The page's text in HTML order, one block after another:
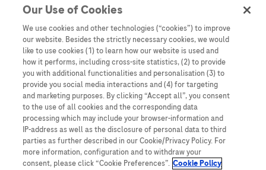
Denne nettsiden inneholder informasjon som er målsatt til en stor
informasjon som ellers ikke er tilgjengelig eller gyldig i ditt land.
Vennligst vær oppmerksom på at vi ikke tar noe ansvar for tilgang til
informasjon som muligens ikke er i samsvar med noen gyldig juridisk
prosess, regulering, registrering eller bruk i bostedslandet ditt.
Roche har ikke alltid mulighet til å kvalitetssikre andres innlegg, men
vil fjerne villedende eller upassende innlegg så langt det lar seg gjøre.
Vi har ikke ansvar for innhold på eksterne nettsider som det lenkes til.
Kopiering av materiale fra dette nettstedet for bruk annet sted er ikke
tillatt uten avtale. Nettstedet selger plass til annonsører, og slikt
innhold er merket.
Dette nettstedet er ikke beregnet for å rapportere bivirkninger eller
Our Use of Cookies
We use cookies and other technologies (“cookies”) to improve
our website. Besides the strictly necessary cookies, we would
like to use cookies (1) to learn how our website is used and
how it performs, including cross-site statistics, (2) to provide
you with additional functionalities and personalisation (3) to
provide you social media interactions and (4) for targeting
and marketing purposes. By clicking “Accept all”, you consent
to the use of all cookies and the corresponding data
processing which may include your browser-information and
IP-address as well as the disclosure of personal data to third
parties as further described in our Cookie/Privacy Policy. For
more information, configuration and to withdraw your
consent, please click “Cookie Preferences”. Cookie Policy